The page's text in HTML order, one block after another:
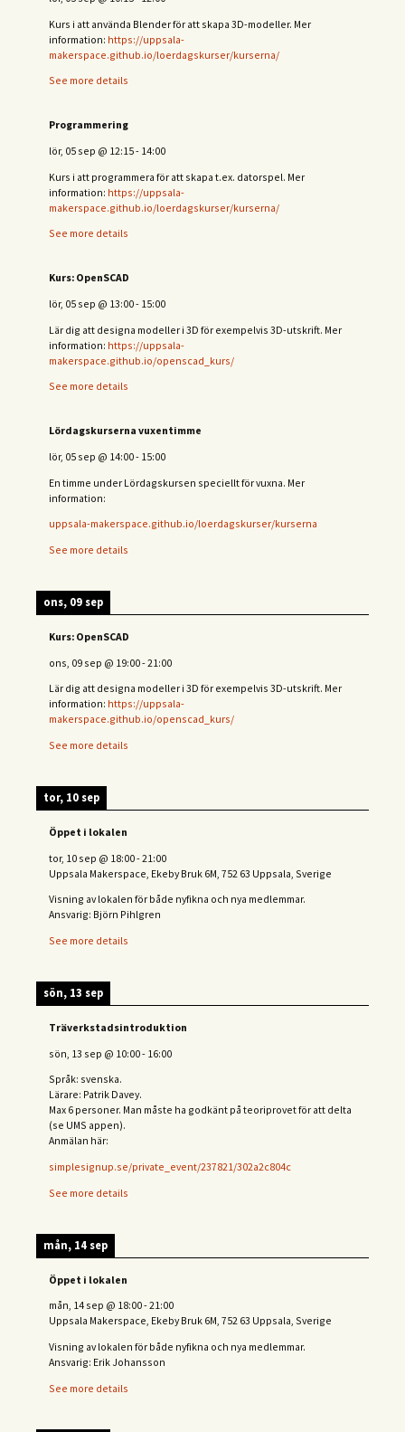
Kurs i att använda Blender för att skapa 3D-modeller. Mer
information: https://uppsala-
makerspace.github.io/loerdagskurser/kurserna/
See more details
Programmering
lör, 05 sep @ 12:15- 14:00
Kurs i att programmera för att skapa t.ex. datorspel. Mer
information: https://uppsala-
makerspace.github.io/loerdagskurser/kurserna/
See more details
Kurs: OpenSCAD
lör, 05 sep @ 13:00- 15:00
Lär dig att designa modeller i 3D för exempelvis 3D-utskrift. Mer
information: https://uppsala-
makerspace.github.io/openscad_kurs/
See more details
Lördagskurserna vuxentimme
lör, 05 sep @ 14:00- 15:00
En timme under Lördagskursen speciellt för vuxna. Mer
information:
uppsala-makerspace.github.io/loerdagskurser/kurserna
See more details
ons, 09 sep
Kurs: OpenSCAD
ons, 09 sep @ 19:00-21:00
Lär dig att designa modeller i 3D för exempelvis 3D-utskrift. Mer
information: https://uppsala-
makerspace.github.io/openscad_kurs/
See more details
tor, 10 sep
Öppet i lokalen
tor, 10 sep @ 18:00-21:00
Uppsala Makerspace, Ekeby Bruk 6M, 752 63 Uppsala, Sverige
Visning av lokalen för både nyfikna och nya medlemmar.
Ansvarig: Björn Pihlgren
See more details
sön, 13 sep
Träverkstadsintroduktion
sön, 13 sep @ 10:00- 16:00
Språk: svenska.
Lärare: Patrik Davey.
Max 6 personer. Man måste ha godkänt på teoriprovet för att delta
(se UMS appen).
Anmälan här:
simplesignup.se/private_event/237821/302a2c804c
See more details
mån, 14 sep
Öppet i lokalen
mån, 14 sep @ 18:00-21:00
Uppsala Makerspace, Ekeby Bruk 6M, 752 63 Uppsala, Sverige
Visning av lokalen för både nyfikna och nya medlemmar.
Ansvarig: Erik Johansson
See more details